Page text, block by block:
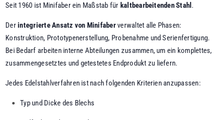
Seit 1960 ist Minifaber ein Maßstab für kaltbearbeitenden Stahl .
Derintegrierte Ansatz von Minifaberverwaltet alle Phasen:
Konstruktion, Prototypenerstellung, Probenahme und Serienfertigung.
Bei Bedarf arbeiten interne Abteilungen zusammen, um ein komplettes,
zusammengesetztes und getestetes Endprodukt zu liefern.
Jedes Edelstahlverfahren ist nach folgenden Kriterien anzupassen:
Typ und Dicke des Blechs